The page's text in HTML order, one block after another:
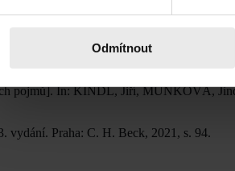
Odmítnout
ze dne 25. 3. 2003, sp. zn.
násl. SFEU týkajících se zejména
ke studiu evropského práva.
pojmů]. In: KINDL, Jiří, MUNKOVÁ,
vydání. Praha: C. H. Beck, 2021, s. 94.